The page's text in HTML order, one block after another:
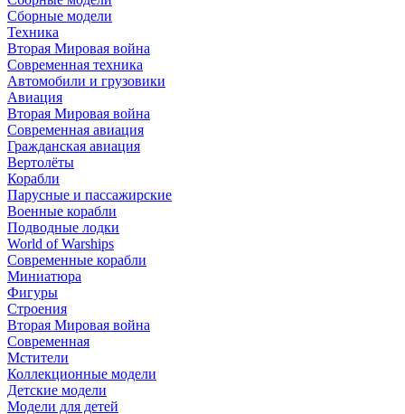
Сборные модели
Техника
Вторая Мировая война
Современная техника
Автомобили и грузовики
Авиация
Вторая Мировая война
Современная авиация
Гражданская авиация
Вертолёты
Корабли
Парусные и пассажирские
Военные корабли
Подводные лодки
World of Warships
Современные корабли
Миниатюра
Фигуры
Строения
Вторая Мировая война
Современная
Мстители
Коллекционные модели
Детские модели
Модели для детей